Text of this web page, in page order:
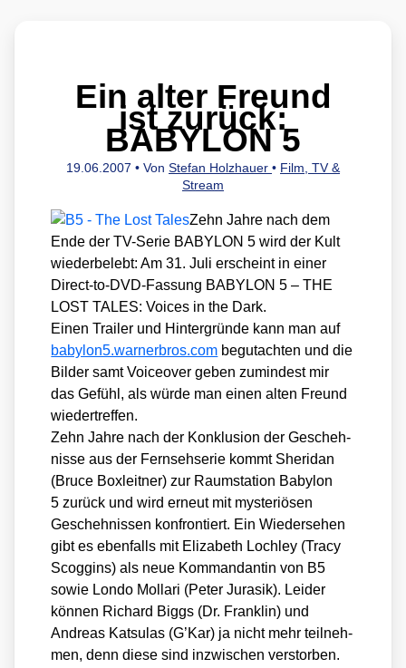
Ein alter Freund
ist zurück:
BABYLON 5
19.06.2007 • Von Stefan Holzhauer • Film, TV &
Stream
Zehn Jah­re nach dem
Ende der TV-Serie BABYLON 5 wird der Kult
wie­der­be­lebt: Am 31. Juli erscheint in einer
Direct-to-DVD-Fas­sung BABYLON 5 – THE
LOST TALES: Voices in the Dark.
Einen Trai­ler und Hin­ter­grün­de kann man auf
baby​lon5​.war​ner​bros​.com begut­ach­ten und die
Bil­der samt Voice­over geben zumin­dest mir
das Gefühl, als wür­de man einen alten Freund
wie­der­tref­fen.
Zehn Jah­re nach der Kon­klu­si­on der Gescheh­
nis­se aus der Fern­seh­se­rie kommt Sher­i­dan
(Bruce Box­leit­ner) zur Raum­sta­ti­on Baby­lon
5 zurück und wird erneut mit mys­te­riö­sen
Gescheh­nis­sen kon­fron­tiert. Ein Wie­der­se­hen
gibt es eben­falls mit Eliza­beth Loch­ley (Tra­cy
Sco­g­gins) als neue Kom­man­dan­tin von B5
sowie Lon­do Mol­la­ri (Peter Juras­ik). Lei­der
kön­nen Richard Biggs (Dr. Frank­lin) und
Andre­as Kat­su­las (G’Kar) ja nicht mehr teil­neh­
men, denn die­se sind inzwi­schen ver­stor­ben.